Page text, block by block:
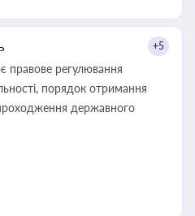
+5
правове регулювання
порядок отримання
державного